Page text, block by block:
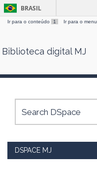
Skip
BRASIL
Ir para o conteúdo 1 Ir para o menu
Biblioteca digital MJ
DSPACE MJ